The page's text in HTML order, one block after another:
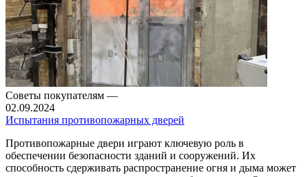
Советы покупателям —
02.09.2024
Испытания противопожарных дверей
Противопожарные двери играют ключевую роль в
обеспечении безопасности зданий и сооружений. Их
способность сдерживать распространение огня и дыма может